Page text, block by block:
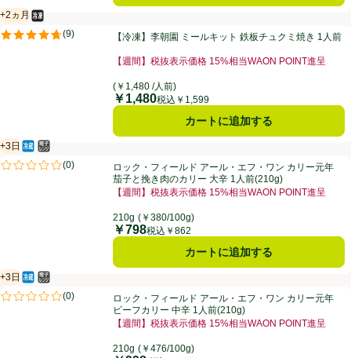
【冷凍】李朝園 ミールキット 鉄板チュクミ焼き 1人前
+2ヵ月
賞味・消費期限保証：2ヵ月
冷凍食品
(9)
評価は9件のレビューで5点中4.7点。【冷凍】李朝園 ミールキット 鉄板チュクミ焼き 1人前
【週間】税抜表示価格 15%相当WAON POINT進呈
(￥1,480 /人前)
価格
￥1,480税込￥1,599
カートに追加する
ロック・フィールド アール・エフ・ワン カリー元年 茄子と挽き肉の
+3日
賞味・消費期限保証：3日
冷蔵食品
電子レンジ使用可
(0)
評価は0件のレビューで5点中0.0点。ロック・フィールド アール・エフ・ワン カリー元年
茄子と挽き肉のカリー 大辛 1人前(210g)
【週間】税抜表示価格 15%相当WAON POINT進呈
210g (￥380/100g)
価格
￥798税込￥862
カートに追加する
ロック・フィールド アール・エフ・ワン カリー元年 ビーフカリー 中
+3日
賞味・消費期限保証：3日
冷蔵食品
電子レンジ使用可
(0)
評価は0件のレビューで5点中0.0点。ロック・フィールド アール・エフ・ワン カリー元年
ビーフカリー 中辛 1人前(210g)
【週間】税抜表示価格 15%相当WAON POINT進呈
210g (￥476/100g)